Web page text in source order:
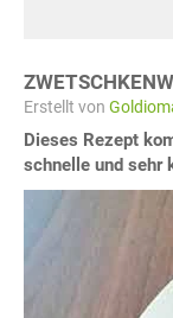
Erstellt von
Dieses Rezept
schnelle und sehr